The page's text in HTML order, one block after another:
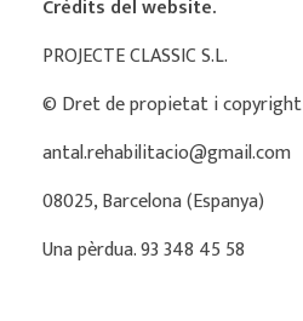
Crèdits del website.
PROJECTE CLASSIC S.L.
© Dret de propietat i copyright
antal.rehabilitacio@gmail.com
08025, Barcelona (Espanya)
Una pèrdua. 93 348 45 58